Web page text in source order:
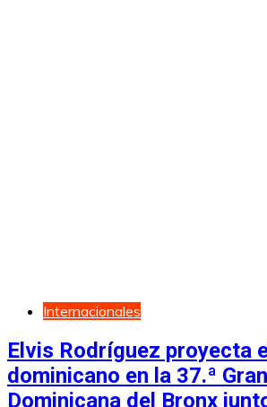
Internacionales
Elvis Rodríguez proyecta
dominicano en la 37.ª
Dominicana del Bronx